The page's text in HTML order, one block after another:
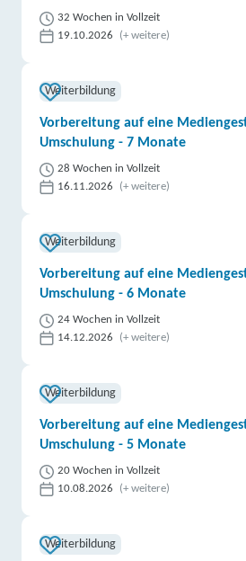
32 Wochen in Vollzeit
19.10.2026
(+ weitere)
Weiterbildung
Vorbereitung auf eine
Umschulung - 7 Monate
28 Wochen in Vollzeit
16.11.2026
(+ weitere)
Weiterbildung
Vorbereitung auf eine
Umschulung - 6 Monate
24 Wochen in Vollzeit
14.12.2026
(+ weitere)
Weiterbildung
Vorbereitung auf eine
Umschulung - 5 Monate
20 Wochen in Vollzeit
10.08.2026
(+ weitere)
Weiterbildung